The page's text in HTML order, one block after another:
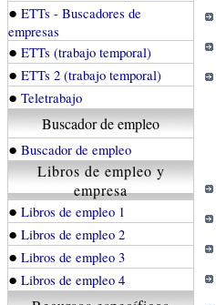
● ETTs - Buscadores de
empresas
● ETTs (trabajo temporal)
● ETTs 2 (trabajo temporal)
● Teletrabajo
Buscador de empleo
● Buscador de empleo
Libros de empleo y
empresa
● Libros de empleo 1
● Libros de empleo 2
● Libros de empleo 3
● Libros de empleo 4